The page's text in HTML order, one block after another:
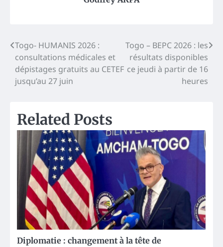
Post
navigation
Togo- HUMANIS 2026 :
consultations médicales et
dépistages gratuits au CETEF
jusqu’au 27 juin
Togo – BEPC 2026 : les
résultats disponibles
ce jeudi à partir de 16
heures
Related Posts
Diplomatie : changement à la tête de